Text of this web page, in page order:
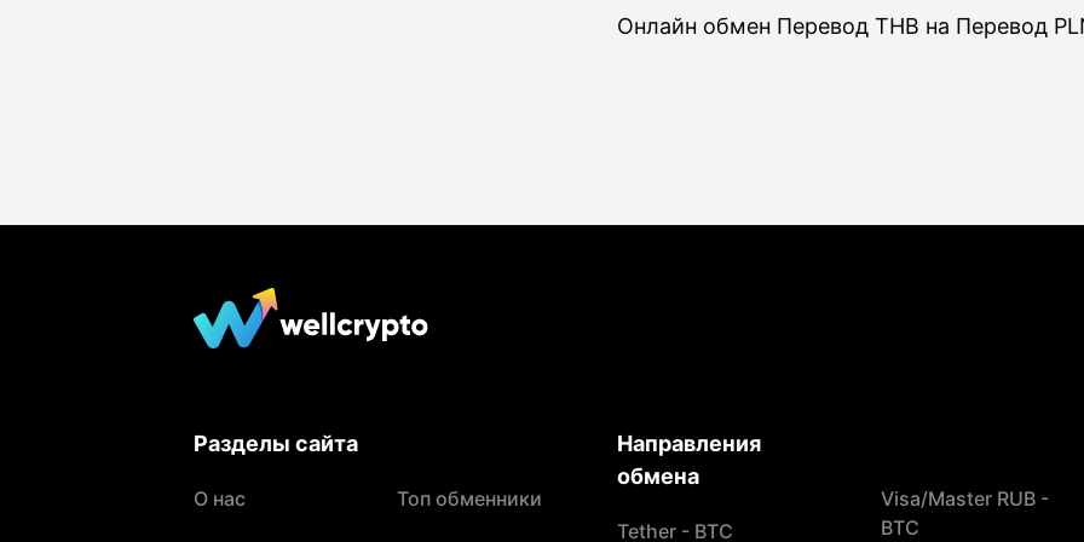
Онлайн обмен Перевод THB на Перевод
Разделы сайта
О нас Топ обменники
Направления
обмена
Tether - BTC
Visa/Master RUB -
BTC